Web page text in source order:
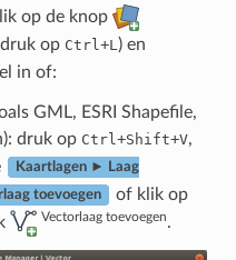
op de knop
op Ctrl +L ) en
in of:
GML, ESRI Shapefile,
druk op Ctrl +Shift+V,
Kaartlagen ► Laag
toevoegen
of klik op
Vectorlaag toevoegen.